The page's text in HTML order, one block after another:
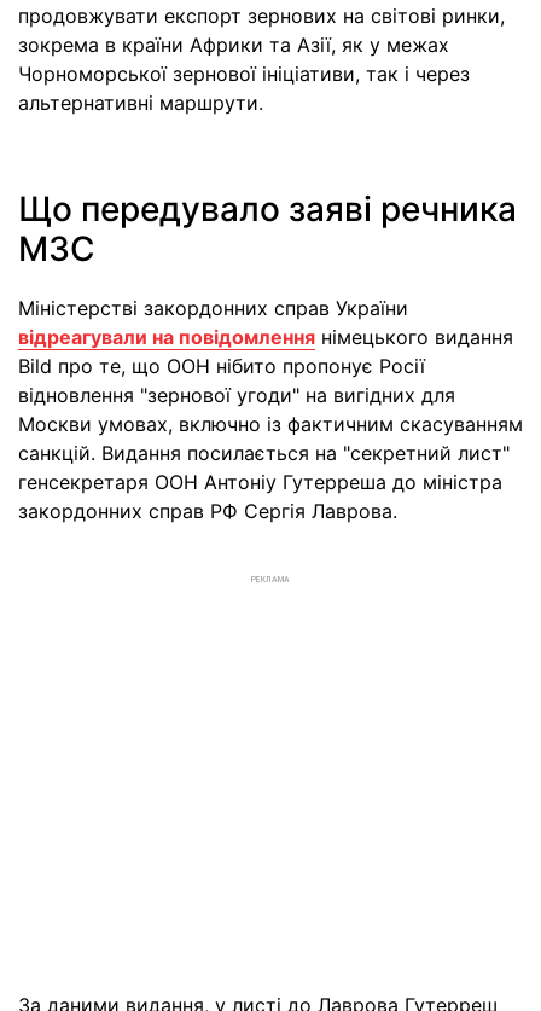
продовжувати експорт зернових на світові ринки,
зокрема в країни Африки та Азії, як у межах
Чорноморської зернової ініціативи, так і через
альтернативні маршрути.
Що передувало заяві речника
МЗС
Міністерстві закордонних справ України
відреагували на повідомлення німецького видання
Bild про те, що ООН нібито пропонує Росії
відновлення "зернової угоди" на вигідних для
Москви умовах, включно із фактичним скасуванням
санкцій. Видання посилається на "секретний лист"
генсекретаря ООН Антоніу Гутерреша до міністра
закордонних справ РФ Сергія Лаврова.
РЕКЛАМА
За даними видання, у листі до Лаврова Гутерреш